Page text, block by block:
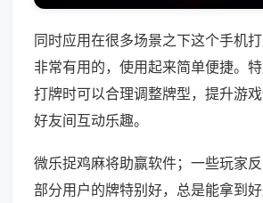
同时应用在很多场景之下这个手机
非常有用的，使用起来简单便捷。
打牌时可以合理调整牌型，提升游
好友间互动乐趣。
微乐捉鸡麻将助赢软件；一些玩家
部分用户的牌特别好，总是能拿到